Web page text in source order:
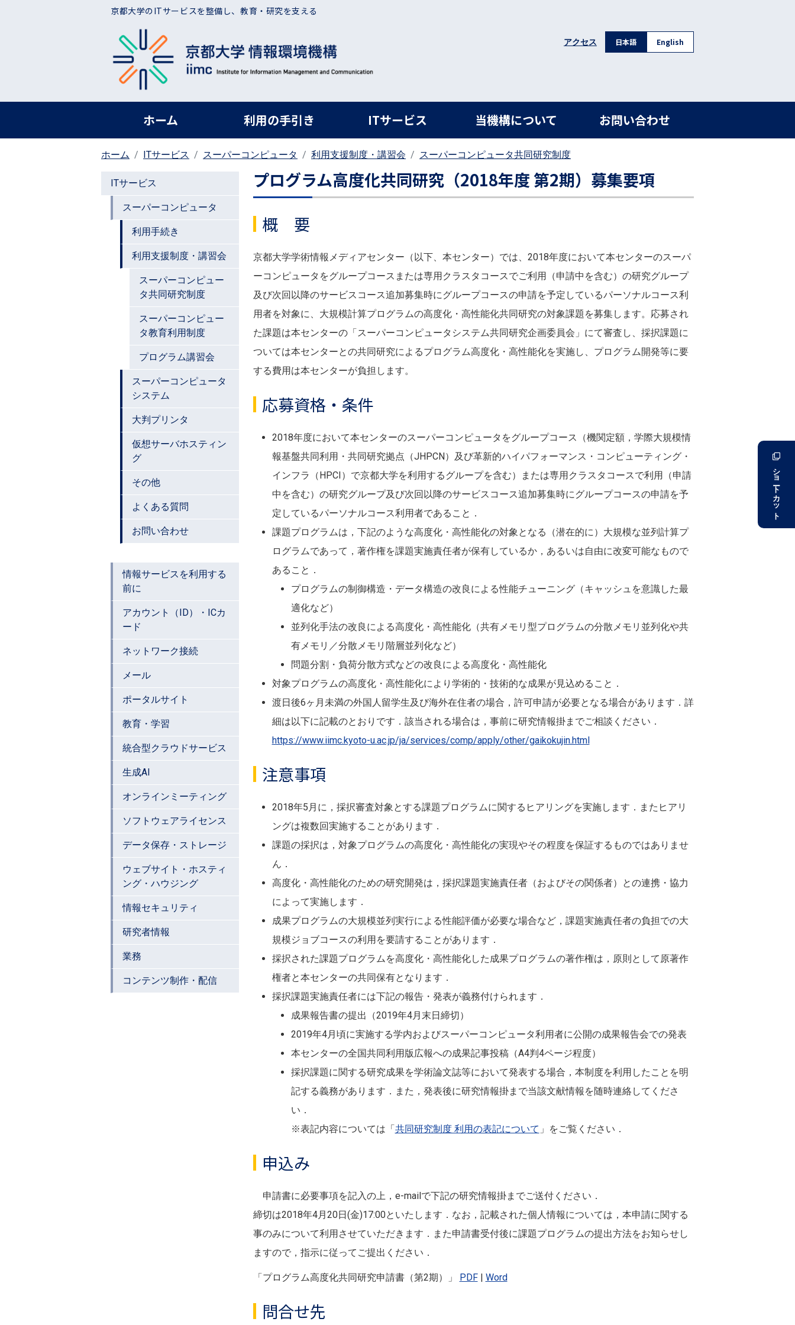
京都大学のITサービスを整備し、教育・研究を支える
アクセス 日本語 English
ヘッダー グローバルナビ
ホーム 利用の手引き ITサービス 当機構について お問い合わせ
ホーム ITサービス スーパーコンピュータ 利用支援制度・講習会 スーパーコンピュータ共同研究制度
ITサービス
スーパーコンピュータ
利用手続き
利用支援制度・講習会
スーパーコンピュー
タ共同研究制度
スーパーコンピュー
タ教育利用制度
プログラム講習会
スーパーコンピュータ
システム
大判プリンタ
仮想サーバホスティン
グ
その他
よくある質問
お問い合わせ
情報サービスを利用する
前に
アカウント（ID）・ICカ
ード
ネットワーク接続
メール
ポータルサイト
教育・学習
統合型クラウドサービス
生成AI
オンラインミーティング
ソフトウェアライセンス
データ保存・ストレージ
ウェブサイト・ホスティ
ング・ハウジング
情報セキュリティ
研究者情報
業務
コンテンツ制作・配信
プログラム高度化共同研究（2018年度 第2期）募集要項
概 要
京都大学学術情報メディアセンター（以下、本センター）では、2018年度において本センターのスーパ
ーコンピュータをグループコースまたは専用クラスタコースでご利用（申請中を含む）の研究グループ
及び次回以降のサービスコース追加募集時にグループコースの申請を予定しているパーソナルコース利
用者を対象に、大規模計算プログラムの高度化・高性能化共同研究の対象課題を募集します。応募され
た課題は本センターの「スーパーコンピュータシステム共同研究企画委員会」にて審査し、採択課題に
ついては本センターとの共同研究によるプログラム高度化・高性能化を実施し、プログラム開発等に要
する費用は本センターが負担します。
応募資格・条件
2018年度において本センターのスーパーコンピュータをグループコース（機関定額，学際大規模情
報基盤共同利用・共同研究拠点（JHPCN）及び革新的ハイパフォーマンス・コンピューティング・
インフラ（HPCI）で京都大学を利用するグループを含む）または専用クラスタコースで利用（申請
中を含む）の研究グループ及び次回以降のサービスコース追加募集時にグループコースの申請を予
定しているパーソナルコース利用者であること．
課題プログラムは，下記のような高度化・高性能化の対象となる（潜在的に）大規模な並列計算プ
ログラムであって，著作権を課題実施責任者が保有しているか，あるいは自由に改変可能なもので
あること．
プログラムの制御構造・データ構造の改良による性能チューニング（キャッシュを意識した最
適化など）
並列化手法の改良による高度化・高性能化（共有メモリ型プログラムの分散メモリ並列化や共
有メモリ／分散メモリ階層並列化など）
問題分割・負荷分散方式などの改良による高度化・高性能化
対象プログラムの高度化・高性能化により学術的・技術的な成果が見込めること．
渡日後6ヶ月未満の外国人留学生及び海外在住者の場合，許可申請が必要となる場合があります．詳
細は以下に記載のとおりです．該当される場合は，事前に研究情報掛までご相談ください．
https://www.iimc.kyoto-u.ac.jp/ja/services/comp/apply/other/gaikokujin.html
注意事項
2018年5月に，採択審査対象とする課題プログラムに関するヒアリングを実施します．またヒアリ
ングは複数回実施することがあります．
課題の採択は，対象プログラムの高度化・高性能化の実現やその程度を保証するものではありませ
ん．
高度化・高性能化のための研究開発は，採択課題実施責任者（およびその関係者）との連携・協力
によって実施します．
成果プログラムの大規模並列実行による性能評価が必要な場合など，課題実施責任者の負担での大
規模ジョブコースの利用を要請することがあります．
採択された課題プログラムを高度化・高性能化した成果プログラムの著作権は，原則として原著作
権者と本センターの共同保有となります．
採択課題実施責任者には下記の報告・発表が義務付けられます．
成果報告書の提出（2019年4月末日締切）
2019年4月頃に実施する学内およびスーパーコンピュータ利用者に公開の成果報告会での発表
本センターの全国共同利用版広報への成果記事投稿（A4判4ページ程度）
採択課題に関する研究成果を学術論文誌等において発表する場合，本制度を利用したことを明
記する義務があります．また，発表後に研究情報掛まで当該文献情報を随時連絡してくださ
い．
※表記内容については「共同研究制度 利用の表記について 」をご覧ください．
申込み
申請書に必要事項を記入の上，e-mailで下記の研究情報掛までご送付ください．
締切は2018年4月20日(金)17:00といたします．なお，記載された個人情報については，本申請に関する
事のみについて利用させていただきます．また申請書受付後に課題プログラムの提出方法をお知らせし
ますので，指示に従ってご提出ください．
「プログラム高度化共同研究申請書（第2期）」 PDF| Word
問合せ先
ショートカット